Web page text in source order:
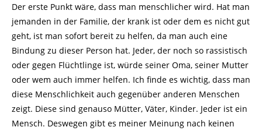
Der erste Punkt wäre, dass man menschlicher wird. Hat man
jemanden in der Familie, der krank ist oder dem es nicht gut
geht, ist man sofort bereit zu helfen, da man auch eine
Bindung zu dieser Person hat. Jeder, der noch so rassistisch
oder gegen Flüchtlinge ist, würde seiner Oma, seiner Mutter
oder wem auch immer helfen. Ich finde es wichtig, dass man
diese Menschlichkeit auch gegenüber anderen Menschen
zeigt. Diese sind genauso Mütter, Väter, Kinder. Jeder ist ein
Mensch. Deswegen gibt es meiner Meinung nach keinen